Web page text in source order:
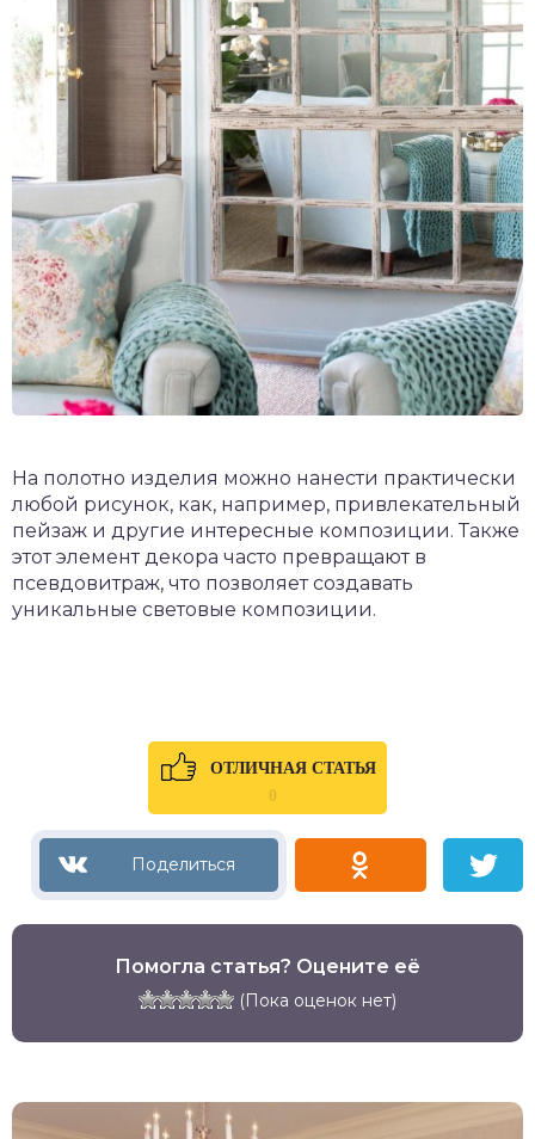
На полотно изделия можно нанести практически
любой рисунок, как, например, привлекательный
пейзаж и другие интересные композиции. Также
этот элемент декора часто превращают в
псевдовитраж, что позволяет создавать
уникальные световые композиции.
ОТЛИЧНАЯ СТАТЬЯ
0
Помогла статья? Оцените её
(Пока оценок нет)